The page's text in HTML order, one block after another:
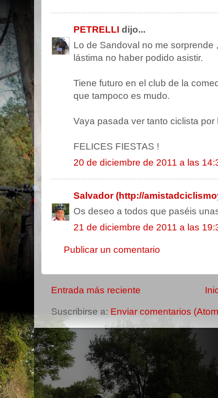
PETRELLI dijo...
Lo de Sandoval no me sorprende
lástima no haber podido asistir.
Tiene futuro en el club de la
que tampoco es mudo.
Vaya pasada ver tanto ciclista por
FELICES FIESTAS !
20 de diciembre de 2011 a las
Salvador (http://
Os deseo a todos que paséis
21 de diciembre de 2011 a las
Publicar un comentario
Entrada más reciente
Suscribirse a: Enviar comentarios
-